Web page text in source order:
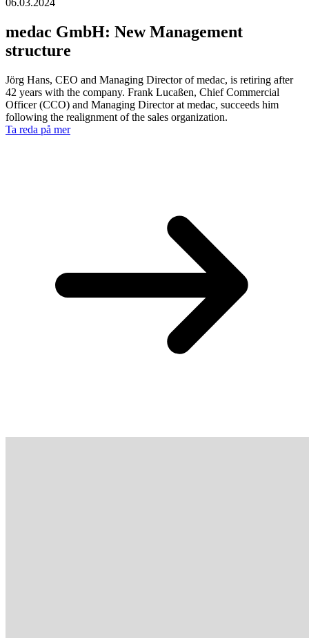
medac GmbH: New Management
structure
Jörg Hans, CEO and Managing Director of medac, is retiring after
42 years with the company. Frank Lucaßen, Chief Commercial
Officer (CCO) and Managing Director at medac, succeeds him
following the realignment of the sales organization.
Ta reda på mer